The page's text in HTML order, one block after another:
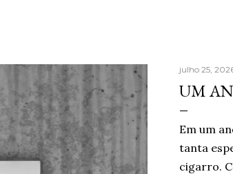
julho 25,
UM
Em um
tanta
cigarro.